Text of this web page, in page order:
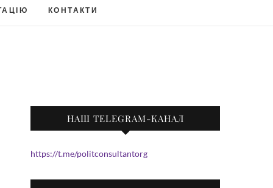
КОНТАКТИ
НАШ TELEGRAM-КАНАЛ
https://t.me/politconsultantorg